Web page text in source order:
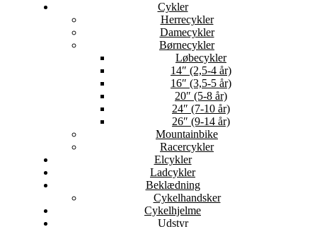
Cykler
Herrecykler
Damecykler
Børnecykler
Løbecykler
14″ (2,5-4 år)
16″ (3,5-5 år)
20″ (5-8 år)
24″ (7-10 år)
26″ (9-14 år)
Mountainbike
Racercykler
Elcykler
Ladcykler
Beklædning
Cykelhandsker
Cykelhjelme
Udstyr